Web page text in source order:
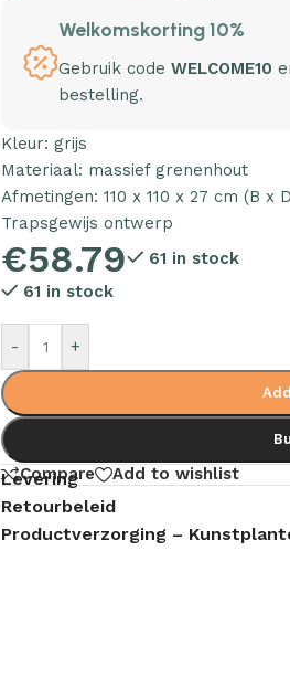
Welkomskorting 10%
Gebruik codeWELCOME10
bestelling.
Kleur: grijs
Materiaal: massief grenenhout
Afmetingen: 110 x 110 x 27 cm (B x
Trapsgewijs ontwerp
€58.79
61 in stock
61 in stock
- +
Compare Add to wishlist
Levering
Retourbeleid
Productverzorging –